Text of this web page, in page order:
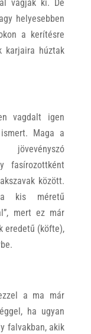
vágják ki. De
helyesebben
a kerítésre
karjaira húztak
vagdalt igen
Maga a
fasírozottként
között.
kis méretű
mert ez már
eredetű (köfte),
a ma már
ha ugyan
falvakban, akik